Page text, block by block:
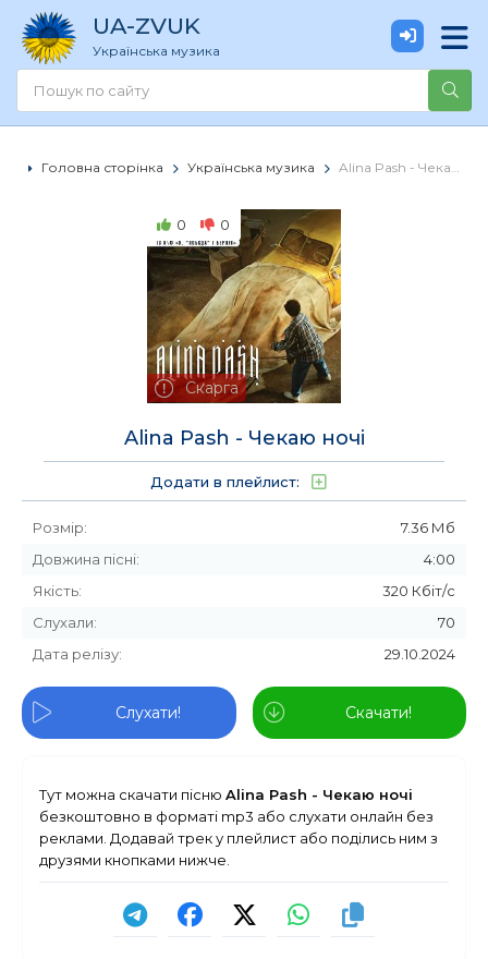
UA-ZVUK
Українська музика
Головна сторінка Українська музика Alina Pash - Чекаю ночі
0 0
Скарга
Alina Pash - Чекаю ночі
Додати в плейлист:
Розмір:
7.36 Мб
Довжина пісні:
4:00
Якість:
320 Кбіт/с
Слухали:
70
Дата релізу:
29.10.2024
Слухати! Скачати!
Тут можна скачати пісню Alina Pash - Чекаю ночі
безкоштовно в форматі mp3 або слухати онлайн без
реклами. Додавай трек у плейлист або поділись ним з
друзями кнопками нижче.